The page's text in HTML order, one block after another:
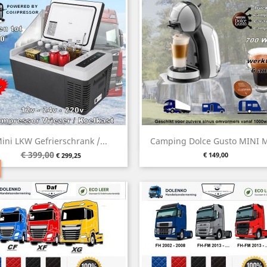
LKW Gefrierschrank /...
Verkaufspreis
€ 399,00 Preis
€ 299,25
 Vorschau Camping Dolce Gusto MINI
Preis
€ 149,00
Vorschau